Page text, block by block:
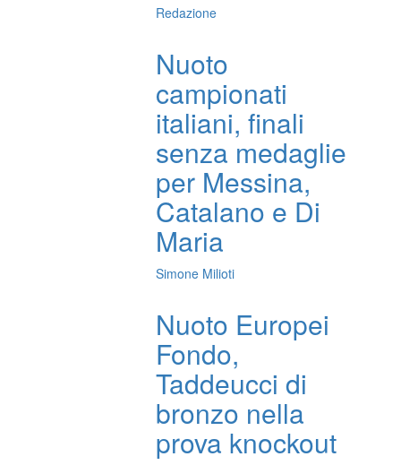
Redazione
Nuoto
campionati
italiani, finali
senza medaglie
per Messina,
Catalano e Di
Maria
Simone Milioti
Nuoto Europei
Fondo,
Taddeucci di
bronzo nella
prova knockout